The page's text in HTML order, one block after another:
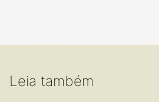
Leia também